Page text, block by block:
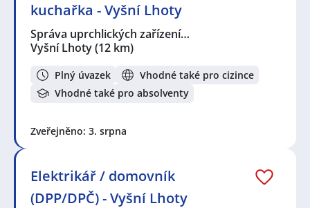
kuchařka - Vyšní Lhoty
Správa uprchlických zařízení…
Vyšní Lhoty(12 km)
Plný úvazek
Vhodné také pro cizince
Vhodné také pro absolventy
Zveřejněno: 3. srpna
Elektrikář / domovník
(DPP/DPČ) - Vyšní Lhoty